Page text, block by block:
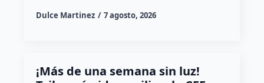
Dulce Martinez 7 agosto, 2026
¡Más de una semana sin luz!